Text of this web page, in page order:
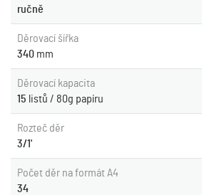
ručně
Děrovací šířka
340 mm
Děrovací kapacita
15 listů / 80g papíru
Rozteč děr
3/1'
Počet děr na formát A4
34